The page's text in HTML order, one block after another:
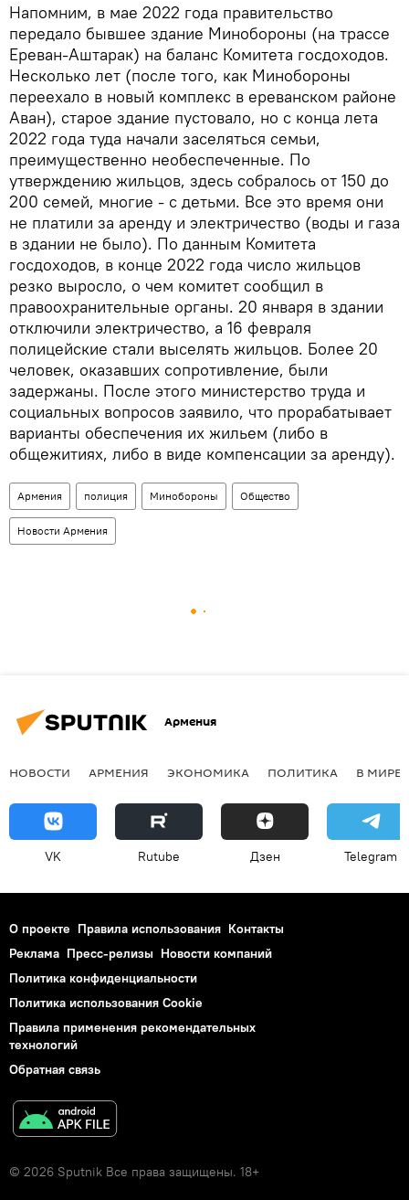
Напомним, в мае 2022 года правительство
передало бывшее здание Минобороны (на трассе
Ереван-Аштарак) на баланс Комитета госдоходов.
Несколько лет (после того, как Минобороны
переехало в новый комплекс в ереванском районе
Аван), старое здание пустовало, но с конца лета
2022 года туда начали заселяться семьи,
преимущественно необеспеченные. По
утверждению жильцов, здесь собралось от 150 до
200 семей, многие - с детьми. Все это время они
не платили за аренду и электричество (воды и газа
в здании не было). По данным Комитета
госдоходов, в конце 2022 года число жильцов
резко выросло, о чем комитет сообщил в
правоохранительные органы. 20 января в здании
отключили электричество, а 16 февраля
полицейские стали выселять жильцов. Более 20
человек, оказавших сопротивление, были
задержаны. После этого министерство труда и
социальных вопросов заявило, что прорабатывает
варианты обеспечения их жильем (либо в
общежитиях, либо в виде компенсации за аренду).
Армения полиция Минобороны Общество
Новости Армения
Армения
НОВОСТИ АРМЕНИЯ ЭКОНОМИКА ПОЛИТИКА В МИРЕ
VK Rutube Дзен Telegram
О проекте Правила использования Контакты
Реклама Пресс-релизы Новости компаний
Политика конфиденциальности
Политика использования Cookie
Правила применения рекомендательных
технологий
Обратная связь
© 2026 Sputnik Все права защищены. 18+